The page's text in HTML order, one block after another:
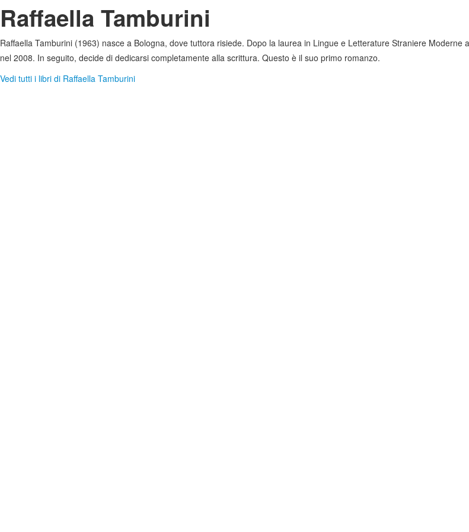
Raffaella Tamburini
Raffaella Tamburini (1963) nasce a Bologna, dove tuttora risiede. Dopo la laurea in Lingue e Letterature Straniere
nel 2008. In seguito, decide di dedicarsi completamente alla scrittura. Questo è il suo primo romanzo.
Vedi tutti i libri di Raffaella Tamburini